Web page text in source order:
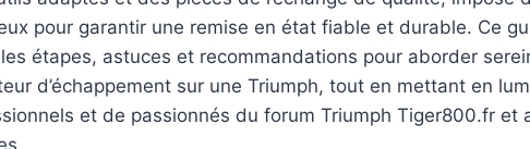
pour garantir une remise en état fiable et durable. Ce
étapes, astuces et recommandations pour aborder
d’échappement sur une Triumph, tout en mettant en
et de passionnés du forum Triumph Tiger800.fr et